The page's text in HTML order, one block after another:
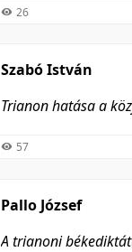
26
Szabó István
Trianon hatása a
57
Pallo József
A trianoni